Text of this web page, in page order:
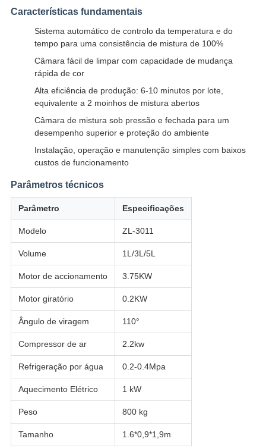
Características fundamentais
Sistema automático de controlo da temperatura e do
tempo para uma consistência de mistura de 100%
Câmara fácil de limpar com capacidade de mudança
rápida de cor
Alta eficiência de produção: 6-10 minutos por lote,
equivalente a 2 moinhos de mistura abertos
Câmara de mistura sob pressão e fechada para um
desempenho superior e proteção do ambiente
Instalação, operação e manutenção simples com baixos
custos de funcionamento
Parâmetros técnicos
Parâmetro Especificações
Modelo ZL-3011
Volume 1L/3L/5L
Motor de accionamento 3.75KW
Motor giratório 0.2KW
Ângulo de viragem 110°
Compressor de ar 2.2kw
Refrigeração por água 0.2-0.4Mpa
Aquecimento Elétrico 1 kW
Peso 800 kg
Tamanho 1.6*0,9*1,9m